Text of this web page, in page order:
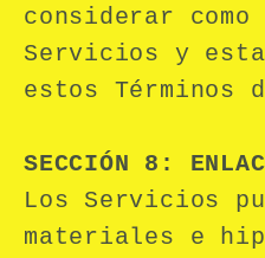
considerar
Servicios y
estos Términos
SECCIÓN 8:
Los Servicios
materiales e